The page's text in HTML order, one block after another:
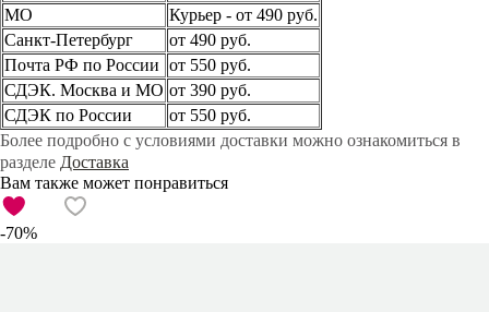
МО
Курьер - от 490 руб.
Санкт-Петербург
от 490 руб.
Почта РФ по России от 550 руб.
СДЭК. Москва и МО от 390 руб.
СДЭК по России
от 550 руб.
Более подробно с условиями доставки можно ознакомиться в
разделе Доставка
Вам также может понравиться
-70%